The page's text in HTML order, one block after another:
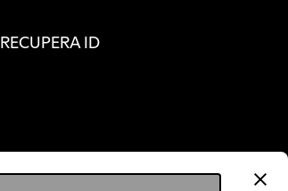
RECUPERA ID